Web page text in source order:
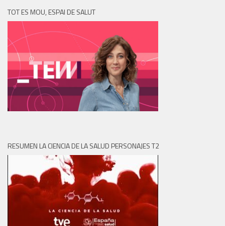
TOT ES MOU, ESPAI DE SALUT
RESUMEN LA CIENCIA DE LA SALUD PERSONAJES T2